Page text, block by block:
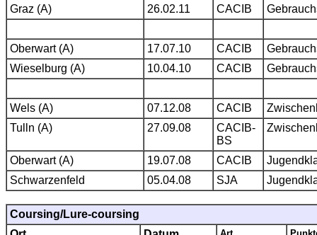
Graz (A) 26.02.11 CACIB
Oberwart (A) 17.07.10 CACIB
Wieselburg (A)
10.04.10 CACIB
Wels (A) 07.12.08 CACIB
Tulln (A)
27.09.08
CACIB-
BS
Oberwart (A) 19.07.08 CACIB
Schwarzenfeld
05.04.08 SJA
Coursing/Lure-coursing